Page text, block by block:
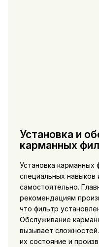
Установка и
карманных
Установка карманных
специальных
самостоятельно.
рекомендациям
что фильтр
Обслуживание
вызывает
их состояние и